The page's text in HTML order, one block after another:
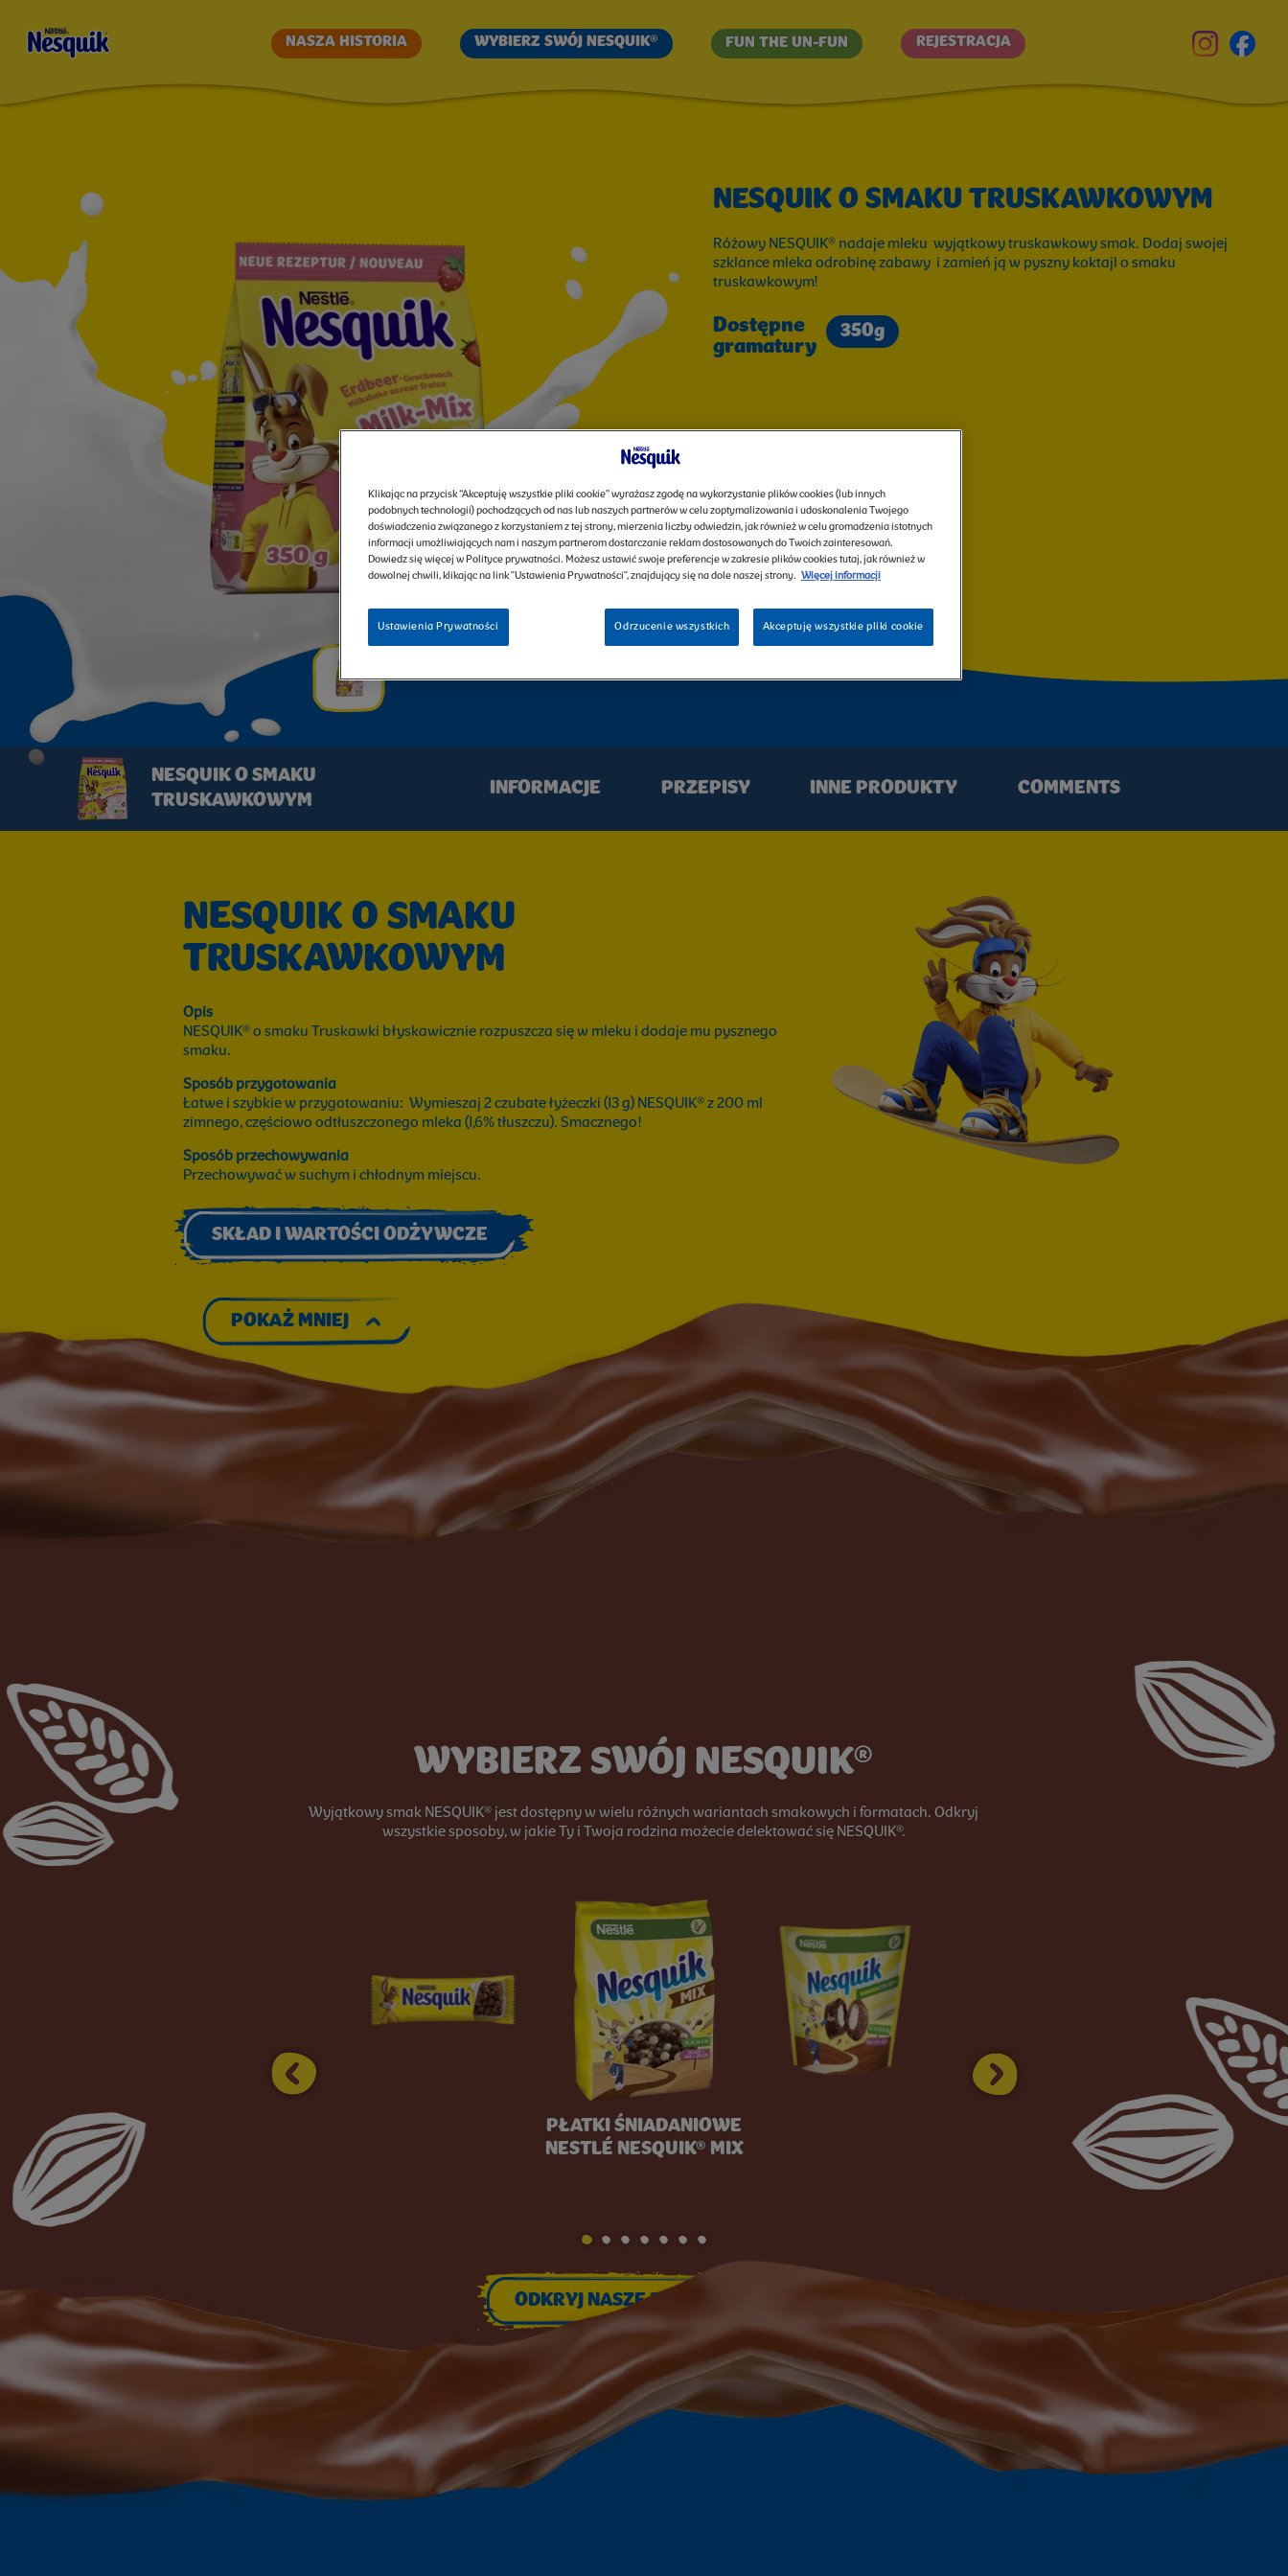
do
treści
NESQUIK
O
SMAKU
TRUSKAWKOWYM
NASZA HISTORIA WYBIERZ SWÓJ NESQUIK® FUN THE UN-FUN REJESTRACJA
NESQUIK O SMAKU TRUSKAWKOWYM
Różowy NESQUIK® nadaje mleku wyjątkowy truskawkowy smak. Dodaj swojej
szklance mleka odrobinę zabawy i zamień ją w pyszny koktajl o smaku
truskawkowym!
Dostępne
gramatury
350g
NESQUIK O SMAKU
TRUSKAWKOWYM
INFORMACJE PRZEPISY INNE PRODUKTY COMMENTS
NESQUIK O SMAKU
TRUSKAWKOWYM
Opis
NESQUIK® o smaku Truskawki błyskawicznie rozpuszcza się w mleku i dodaje mu pysznego
smaku.
Sposób przygotowania
Łatwe i szybkie w przygotowaniu: Wymieszaj 2 czubate łyżeczki (13 g) NESQUIK® z 200 ml
zimnego, częściowo odtłuszczonego mleka (1,6% tłuszczu). Smacznego!
Sposób przechowywania
Przechowywać w suchym i chłodnym miejscu.
SKŁAD I WARTOŚCI ODŻYWCZE
POKAŻ MNIEJ
WYBIERZ SWÓJ NESQUIK®
Wyjątkowy smak NESQUIK® jest dostępny w wielu różnych wariantach smakowych i formatach. Odkryj
wszystkie sposoby, w jakie Ty i Twoja rodzina możecie delektować się NESQUIK®.
PREVIOUS
PŁATKI ŚNIADANIOWE
NESTLÉ NESQUIK® MIX
NEXT
GO TO SLIDE 1
GO TO SLIDE 2
GO TO SLIDE 3
GO TO SLIDE 4
GO TO SLIDE 5
GO TO SLIDE 6
GO TO SLIDE 7
ODKRYJ NASZE PRODUKTY
Klikając na przycisk “Akceptuję wszystkie pliki cookie” wyrażasz zgodę na wykorzystanie plików cookies (lub innych
podobnych technologii) pochodzących od nas lub naszych partnerów w celu zoptymalizowania i udoskonalenia Twojego
doświadczenia związanego z korzystaniem z tej strony, mierzenia liczby odwiedzin, jak również w celu gromadzenia istotnych
informacji umożliwiających nam i naszym partnerom dostarczanie reklam dostosowanych do Twoich zainteresowań.
Dowiedz się więcej w Polityce prywatności. Możesz ustawić swoje preferencje w zakresie plików cookies tutaj, jak również w
dowolnej chwili, klikając na link "Ustawienia Prywatności", znajdujący się na dole naszej strony. Więcej informacji
Ustawienia Prywatności Odrzucenie wszystkich Akceptuję wszystkie pliki cookie